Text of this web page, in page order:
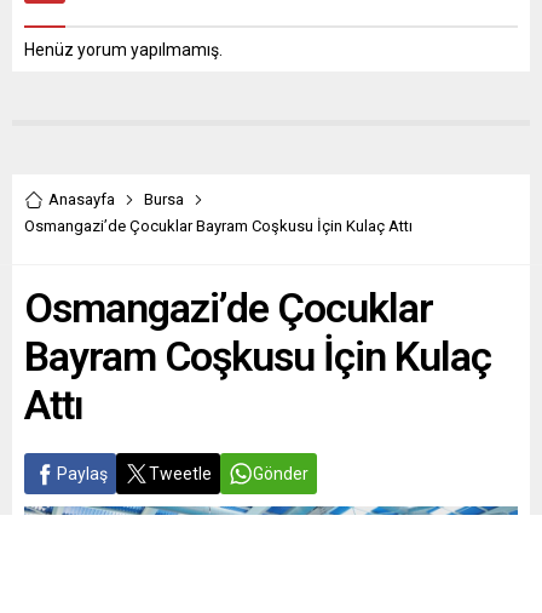
Henüz yorum yapılmamış.
Anasayfa
Bursa
Osmangazi’de Çocuklar Bayram Coşkusu İçin Kulaç Attı
Osmangazi’de Çocuklar
Bayram Coşkusu İçin Kulaç
Attı
Paylaş Tweetle Gönder